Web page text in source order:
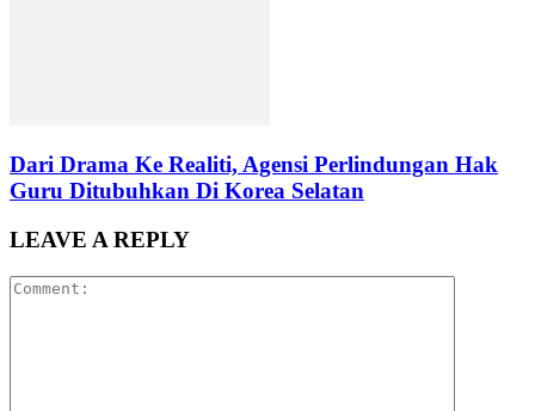
Dari Drama Ke Realiti, Agensi Perlindungan Hak
Guru Ditubuhkan Di Korea Selatan
LEAVE A REPLY